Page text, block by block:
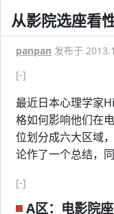
从影院选座看
panpan 发布于
[-]
最近日本心理学家
格如何影响他们在
位划分成六大区域
论作了一个总结，
[-]
A区：电影院